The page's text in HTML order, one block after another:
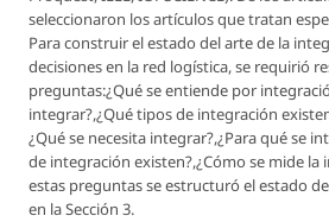
seleccionaron los artículos que tratan
Para construir el estado del arte de la
decisiones en la red logística, se requirió
preguntas:¿Qué se entiende por
integrar?,¿Qué tipos de integración
¿Qué se necesita integrar?,¿Para qué se
de integración existen?,¿Cómo se mide la
estas preguntas se estructuró el estado
en la Sección 3.